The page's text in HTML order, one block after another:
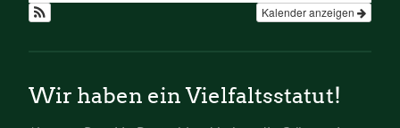
Kalender anzeigen
Wir haben ein Vielfaltsstatut!